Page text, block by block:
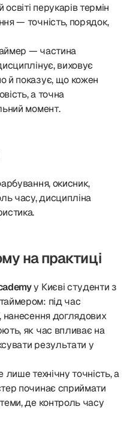
перукарів термін
— точність, порядок,
— частина
виховує
й показує, що кожен
а точна
момент.
окисник,
часу, дисципліна
на практиці
у Києві студенти з
під час
нанесення доглядових
як час впливає на
результати у
технічну точність, а
починає сприймати
де контроль часу